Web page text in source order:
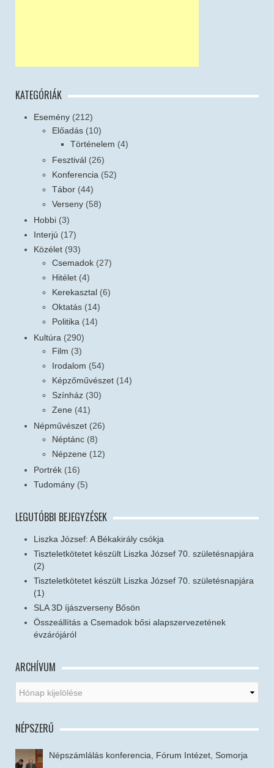
KATEGÓRIÁK
Esemény (212)
Előadás (10)
Történelem (4)
Fesztivál (26)
Konferencia (52)
Tábor (44)
Verseny (58)
Hobbi (3)
Interjú (17)
Közélet (93)
Csemadok (27)
Hitélet (4)
Kerekasztal (6)
Oktatás (14)
Politika (14)
Kultúra (290)
Film (3)
Irodalom (54)
Képzőművészet (14)
Színház (30)
Zene (41)
Népművészet (26)
Néptánc (8)
Népzene (12)
Portrék (16)
Tudomány (5)
LEGUTÓBBI BEJEGYZÉSEK
Liszka József: A Békakirály csókja
Tiszteletkötetet készült Liszka József 70. születésnapjára
(2)
Tiszteletkötetet készült Liszka József 70. születésnapjára
(1)
SLA 3D íjászverseny Bősön
Összeállítás a Csemadok bősi alapszervezetének
évzárójáról
ARCHÍVUM
NÉPSZERŰ
Népszámlálás konferencia, Fórum Intézet, Somorja